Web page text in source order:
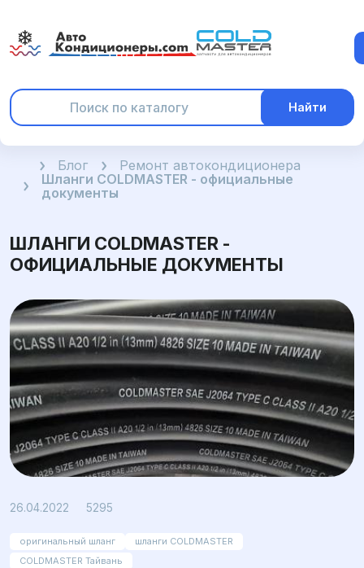
Найти
Главная
Блог
Ремонт автокондиционера
Шланги COLDMASTER - официальные
документы
ШЛАНГИ COLDMASTER -
ОФИЦИАЛЬНЫЕ ДОКУМЕНТЫ
26.04.2022 5295
оригинальный шланг
шланги COLDMASTER
COLDMASTER Тайвань